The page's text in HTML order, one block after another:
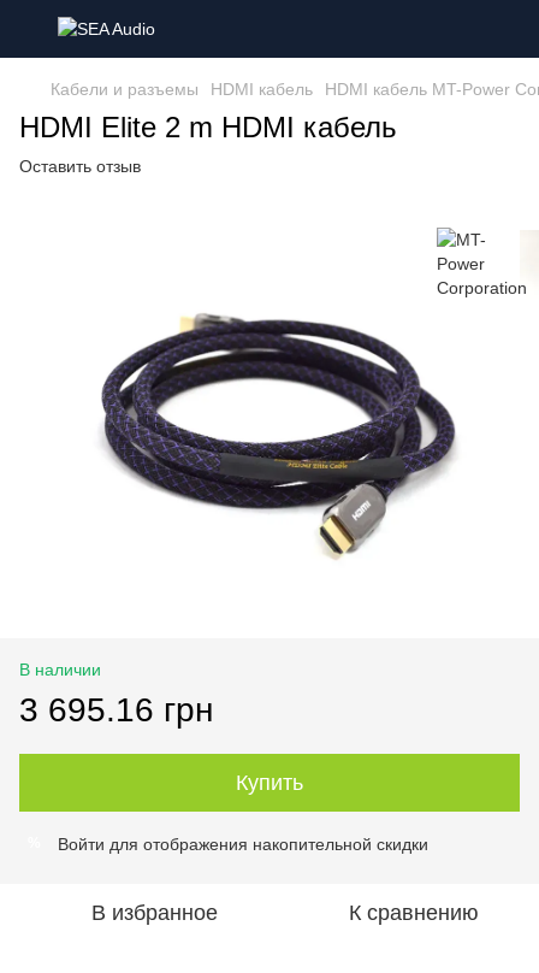
Кабели и разъемы HDMI кабель HDMI кабель MT-Power
HDMI Elite 2 m HDMI кабель
Оставить отзыв
В наличии
3 695.16 грн
Купить
Войти для отображения накопительной скидки
В избранное К сравнению